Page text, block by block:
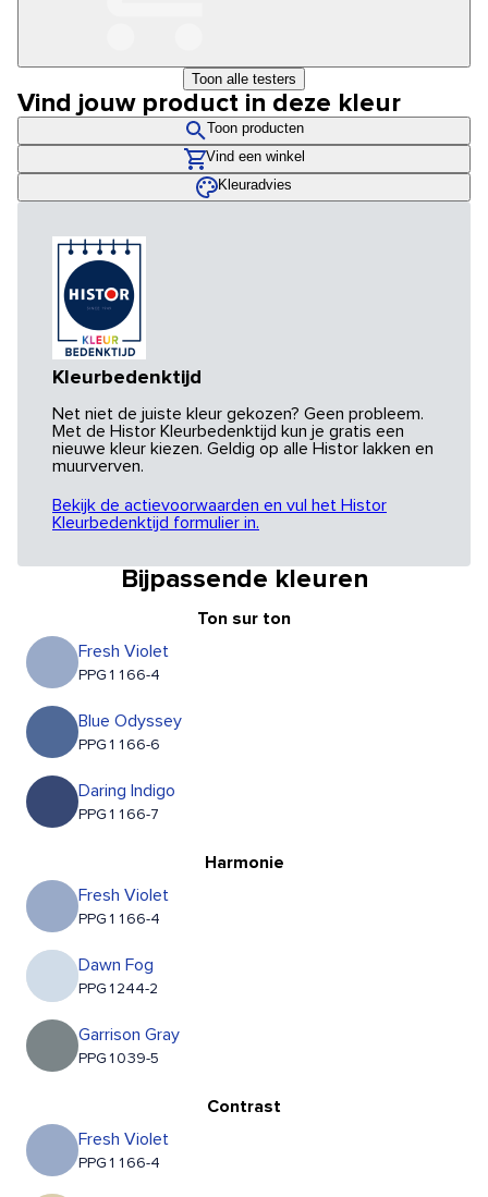
Toon alle testers
Vind jouw product in deze kleur
Toon producten
Vind een winkel
Kleuradvies
Kleurbedenktijd
Net niet de juiste kleur gekozen? Geen probleem.
Met de Histor Kleurbedenktijd kun je gratis een
nieuwe kleur kiezen. Geldig op alle Histor lakken en
muurverven.
Bekijk de actievoorwaarden en vul het Histor
Kleurbedenktijd formulier in.
Bijpassende kleuren
Ton sur ton
Fresh Violet
PPG1166-4
Blue Odyssey
PPG1166-6
Daring Indigo
PPG1166-7
Harmonie
Fresh Violet
PPG1166-4
Dawn Fog
PPG1244-2
Garrison Gray
PPG1039-5
Contrast
Fresh Violet
PPG1166-4